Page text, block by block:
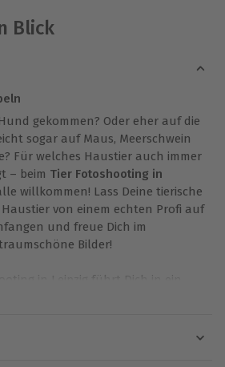
Blick
gekommen? Oder eher auf die
sogar auf Maus, Meerschwein
Für welches Haustier auch immer
– beim Tier Fotoshooting in
willkommen! Lass Deine tierische
Haustier von einem echten Profi auf
und freue Dich im
Bilder!
in Leipzig führt Dich in ein
das ideal für
Jahre der Erfahrung im Ablichten